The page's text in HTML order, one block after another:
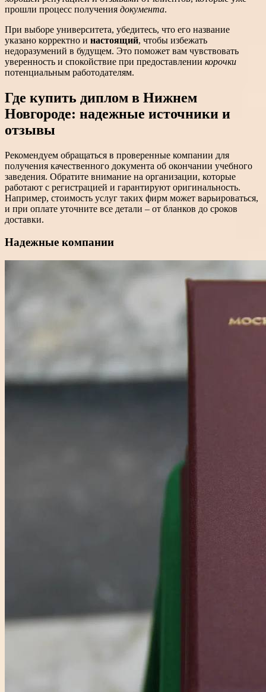
прошли процесс получения документа.
При выборе университета, убедитесь, что его название
указано корректно и настоящий, чтобы избежать
недоразумений в будущем. Это поможет вам чувствовать
уверенность и спокойствие при предоставлении корочки
потенциальным работодателям.
Где купить диплом в Нижнем
Новгороде: надежные источники и
отзывы
Рекомендуем обращаться в проверенные компании для
получения качественного документа об окончании учебного
заведения. Обратите внимание на организации, которые
работают с регистрацией и гарантируют оригинальность.
Например, стоимость услуг таких фирм может варьироваться,
и при оплате уточните все детали – от бланков до сроков
доставки.
Надежные компании